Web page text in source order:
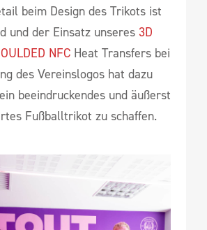
beim Design des Trikots ist
und der Einsatz unseres 3D
NFC Heat Transfers bei
des Vereinslogos hat dazu
beeindruckendes und äußerst
Fußballtrikot zu schaffen.